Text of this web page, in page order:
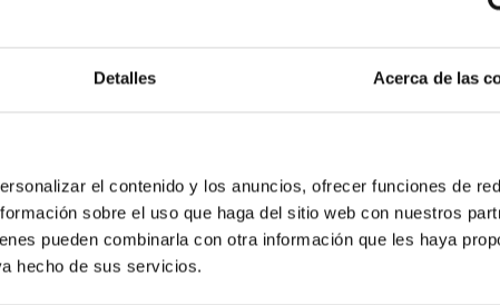
Detalles Acerca de las
el contenido y los anuncios, ofrecer funciones de
sobre el uso que haga del sitio web con nuestros
pueden combinarla con otra información que les haya
hecho de sus servicios.
IAC PORTAL